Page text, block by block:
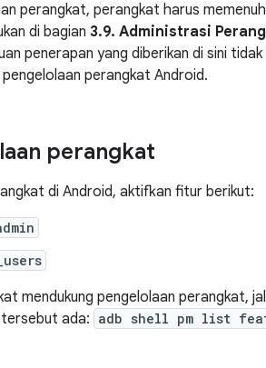
perangkat, perangkat harus
di bagian 3.9. Administrasi
penerapan yang diberikan di sini
perangkat Android.
perangkat
di Android, aktifkan fitur berikut:
mendukung pengelolaan perangkat,
ada: adb shell pm list